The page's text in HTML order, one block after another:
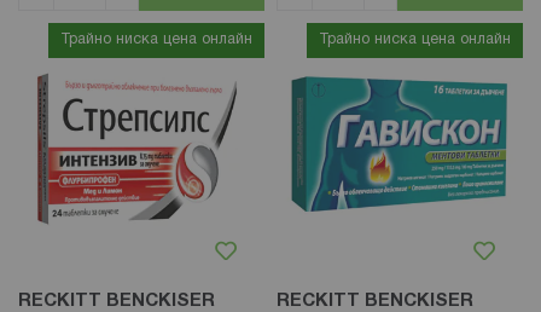
Трайно ниска цена онлайн
RECKITT BENCKISER
Трайно ниска цена онлайн
RECKITT BENCKISER